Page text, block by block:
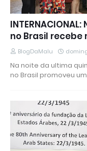
no Brasil
BlogDaMalu
Na noite da ultima
no Brasil promoveu